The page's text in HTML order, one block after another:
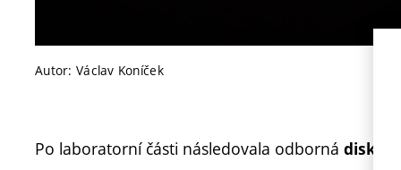
Autor: Václav Koníček
Po laboratorní části následovala odborná